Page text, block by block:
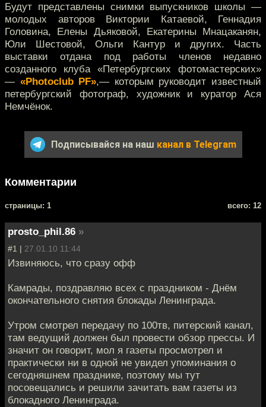
Будут представлены снимки выпускников школы —
молодых авторов Виктории Катаевой, Геннадия
Головина, Елены Дьяковой, Екатерины Мнацаканян,
Юли Шестовой, Ольги Кантур и других. Часть
выставки отдана под работы членов недавно
созданного клуба «Петербургских фотомастерских»
— «Photoclub PF»,— которым руководит известный
петербургский фотограф, художник и куратор Ася
Немчёнок.
Подписывайся на наш канал в Telegram
Комментарии
cтраницы: 1 всего: 12
prosto_phil.86 »
#1 | 27.01.10 11:44
Извиняюсь, что сразу офф
Камрады, поздравляю всех с праздником - Днём
окончательного снятия блокады Ленинграда.
Утром смотрел передачу по 100тв, питерский канал,
там ведущий должен был провести обзор прессы. И
значит он говорит, мол я газеты просмотрел и
практически ни в одной не увидел упоминания о
сегодняшнем празднике, поэтому мы тут
посовещались и решили зачитать вам газеты из
блокадного Ленинграда.